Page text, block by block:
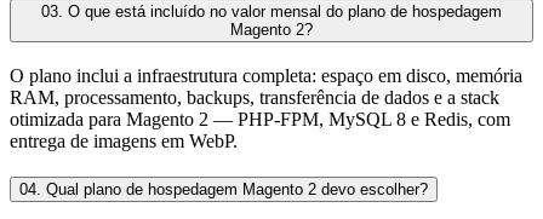
03. O que está incluído no valor mensal do plano de hospedagem
Magento 2?
O plano inclui a infraestrutura completa: espaço em disco, memória
RAM, processamento, backups, transferência de dados e a stack
otimizada para Magento 2 — PHP-FPM, MySQL 8 e Redis, com
entrega de imagens em WebP.
04. Qual plano de hospedagem Magento 2 devo escolher?